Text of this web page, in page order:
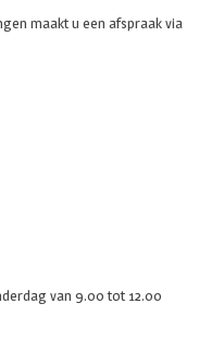
maakt u een afspraak via
van 9.00 tot 12.00